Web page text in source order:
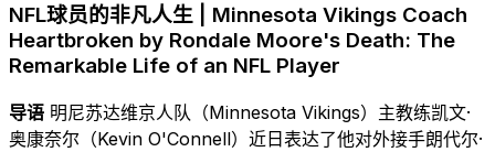
NFL球员的非凡人生 | Minnesota Vikings Coach
Heartbroken by Rondale Moore's Death: The
Remarkable Life of an NFL Player
导语 明尼苏达维京人队（Minnesota Vikings）主教练凯文·
奥康奈尔（Kevin O'Connell）近日表达了他对外接手朗代尔·